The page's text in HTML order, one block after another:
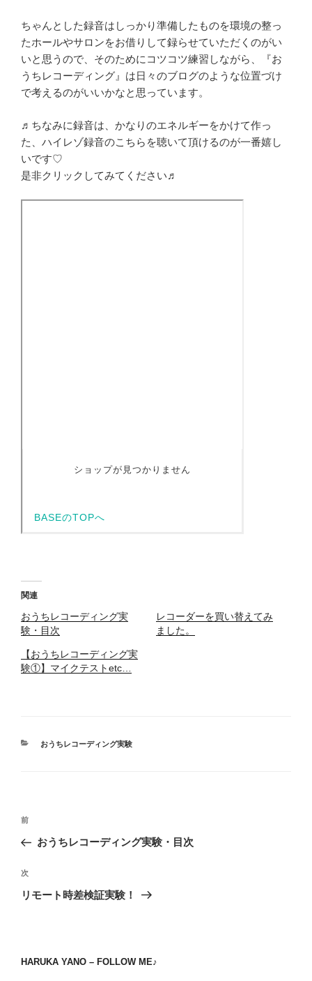
ちゃんとした録音はしっかり準備したものを環境の整っ
たホールやサロンをお借りして録らせていただくのがい
いと思うので、そのためにコツコツ練習しながら、『お
うちレコーディング』は日々のブログのような位置づけ
で考えるのがいいかなと思っています。
♬ちなみに録音は、かなりのエネルギーをかけて作っ
た、ハイレゾ録音のこちらを聴いて頂けるのが一番嬉し
いです♡
是非クリックしてみてください♬
関連
おうちレコーディング実
験・目次
レコーダーを買い替えてみ
ました。
【おうちレコーディング実
験①】マイクテストetc…
カ
おうちレコーディング実験
投
ナ
ビ
ゲ
ン
前
の
稿
前
おうちレコーディング実験・目次
次
の
次
リモート時差検証実験！
HARUKA YANO – FOLLOW ME♪